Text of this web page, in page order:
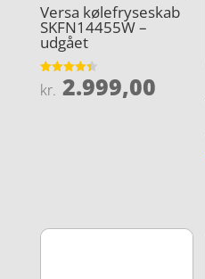
Versa kølefryseskab
SKFN14455W –
udgået
Vurderet
4.4
kr. 2.999,00